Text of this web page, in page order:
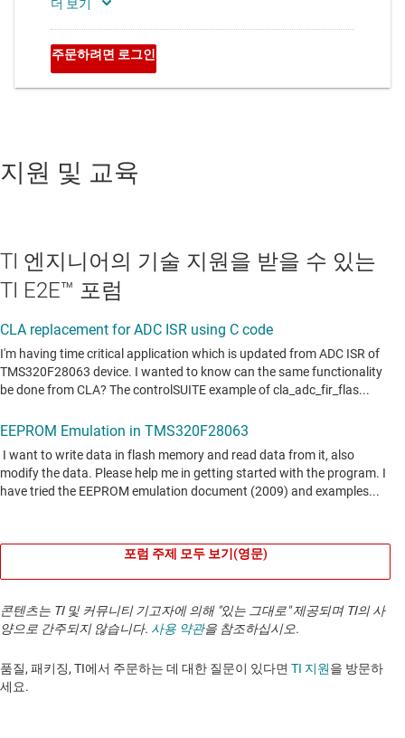
지원 및 교육
TI 엔지니어의 기술 지원을 받을 수 있는
TI E2E™ 포럼
포럼 주제 모두 보기(영문)
콘텐츠는 TI 및 커뮤니티 기고자에 의해 "있는 그대로" 제공되며 TI의 사
양으로 간주되지 않습니다. 사용 약관을 참조하십시오.
품질, 패키징, TI에서 주문하는 데 대한 질문이 있다면 TI 지원을 방문하
세요. ​​​​​​​​​​​​​​